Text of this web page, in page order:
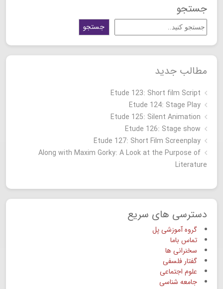
جستجو
جستجو
مطالب جدید
Etude 123: Short film Script
Etude 124: Stage Play
Etude 125: Silent Animation
Etude 126: Stage show
Étude 127: Short Film Screenplay
Along with Maxim Gorky: A Look at the Purpose of
Literature
دسترسی های سریع
گروه آموزشی پل
تماس باما
سخنرانی ها
گفتار فلسفی
علوم اجتماعی
جامعه شناسی